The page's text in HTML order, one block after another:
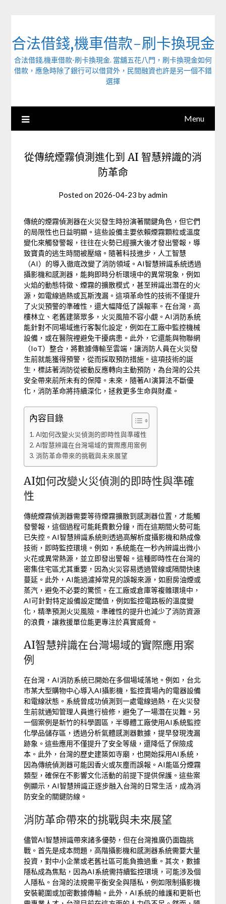
合法借錢,機車借款-刷卡換現金
合法借錢,機車借款-刷卡換現金. 當舖五花八門，刷卡換現金如何
借款，應急時除了銀行可以借貸外，民間融資也許是另一個不錯
選擇
Menu
從傳統煙霧偵測進化到 AI 智慧辨識的消
防革命
Posted on 2026-04-23 byadmin
傳統的煙霧偵測器在火災發生時扮演著關鍵角色，但它們
的局限性也日益明顯。這些設備主要依賴煙霧顆粒或溫度
變化來觸發警報，往往在火勢已經擴大後才發出警報，導
致寶貴的逃生時間被壓縮。隨著科技進步，人工智慧
（AI）的導入徹底改變了消防領域。AI智慧辨識系統透過
攝影機和感測器，能夠即時分析環境中的異常現象，例如
火焰的動態特徵、煙霧的擴散模式，甚至辨識出潛在的火
源，如電線過熱或瓦斯洩漏。這項革命性的技術不僅提升
了火災預警的準確性，還大幅降低了誤報率。在台灣，高
樓林立、老舊建築眾多，火災風險不容小覷。AI消防系統
能針對不同場域進行客製化設定，例如在工廠中監控機械
設備，或在醫院裡避免干擾病患。此外，它還能與物聯網
（IoT）整合，將數據傳輸至雲端，讓消防人員在火災發
生前就能獲得預警，從而採取預防措施。這項技術的誕
生，標誌著消防從被動反應轉向主動預防，為台灣的公共
安全帶來前所未有的保障。未來，隨著AI演算法不斷優
化，消防革命將持續深化，拯救更多生命與財產。
內容目錄
AI如何改變火災偵測的即時性與準確性
AI智慧辨識在台灣場域的實際應用案例
消防革命帶來的挑戰與未來展望
AI如何改變火災偵測的即時性與準確
性
傳統煙霧偵測器需要等待煙霧擴散到感測器位置，才能觸
發警報，這個過程可能耗費數分鐘，而在這期間火勢可能
已失控。AI智慧辨識系統則透過高解析度攝影機和熱成像
技術，即時監控環境。例如，系統能在一秒內辨識出微小
火花或異常熱源，並立即發出警報。這種即時性在台灣的
密集住宅區尤其重要，因為火災容易透過管線或隔間快速
蔓延。此外，AI能過濾掉常見的誤報來源，如廚房油煙或
蒸汽，避免不必要的驚慌。在工廠或倉庫等複雜環境中，
AI可針對特定設備設定閾值，例如監控電路板的溫度變
化，精準預測火災風險。準確性的提升也減少了消防資源
的浪費，讓救援單位能更專注於真實威脅。
AI智慧辨識在台灣場域的實際應用案
例
在台灣，AI消防系統已開始在多個場域落地。例如，台北
市某大型購物中心導入AI攝影機，監控賣場內的電器設備
和電線狀態。系統曾成功偵測到一處電線過熱，在火災發
生前就通知管理人員進行檢修，避免了一場潛在災難。另
一個案例是新竹的科學園區，半導體工廠使用AI系統監控
化學品儲存區，透過分析氣體感測器數據，提早發現洩漏
跡象。這些應用不僅提升了安全等級，還降低了保險成
本。此外，台灣的歷史建築如寺廟，也開始採用AI系統，
因為傳統偵測器可能因香火或灰塵而誤報。AI能區分煙霧
類型，確保在不影響文化活動的前提下提供保護。這些案
例顯示，AI智慧辨識正逐步融入台灣的日常生活，成為消
防安全的關鍵防線。
消防革命帶來的挑戰與未來展望
儘管AI智慧辨識帶來諸多優勢，但在台灣推廣仍面臨挑
戰。首先是成本問題，高階攝影機和感測器系統需要大量
投資，對中小企業或老舊社區可能負擔過重。其次，數據
隱私成為焦點，因為AI系統需持續監控環境，可能涉及個
人隱私。台灣的法規需平衡安全與隱私，例如限制攝影機
安裝範圍或加密數據傳輸。此外，AI系統的維護和更新也